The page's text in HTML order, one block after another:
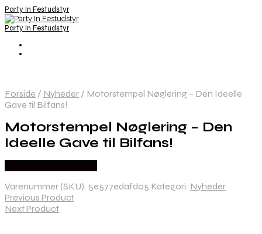
Party In Festudstyr
Party In Festudstyr
Forside / Nyheder / Motorstempel Nøglering – Den Ideelle
Gave til Bilfans!
Motorstempel Nøglering – Den
Ideelle Gave til Bilfans!
Varenummer (SKU): 5e577edafd05 Kategori: Nyheder
Previous Product
Next Product